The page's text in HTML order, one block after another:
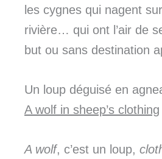
les cygnes qui nagent
rivière… qui ont l’air de
but ou sans destination
Un loup déguisé en
A wolf in sheep’s clothing
A wolf, c’est un loup,